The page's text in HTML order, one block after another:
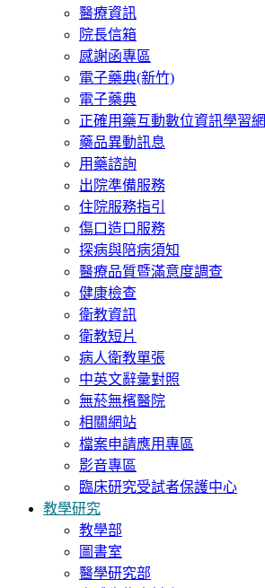
醫療資訊
院長信箱
感謝函專區
電子藥典(新竹)
電子藥典
正確用藥互動數位資訊學習網
藥品異動訊息
用藥諮詢
出院準備服務
住院服務指引
傷口造口服務
探病與陪病須知
醫療品質暨滿意度調查
健康檢查
衛教資訊
衛教短片
病人衛教單張
中英文辭彙對照
無菸無檳醫院
相關網站
檔案申請應用專區
影音專區
臨床研究受試者保護中心
教學研究
教學部
圖書室
醫學研究部